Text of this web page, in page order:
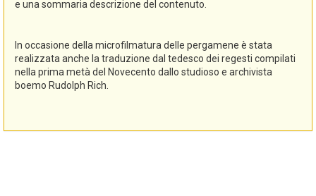
e una sommaria descrizione del contenuto.
In occasione della microfilmatura delle pergamene è stata
realizzata anche la traduzione dal tedesco dei regesti compilati
nella prima metà del Novecento dallo studioso e archivista
boemo Rudolph Rich.